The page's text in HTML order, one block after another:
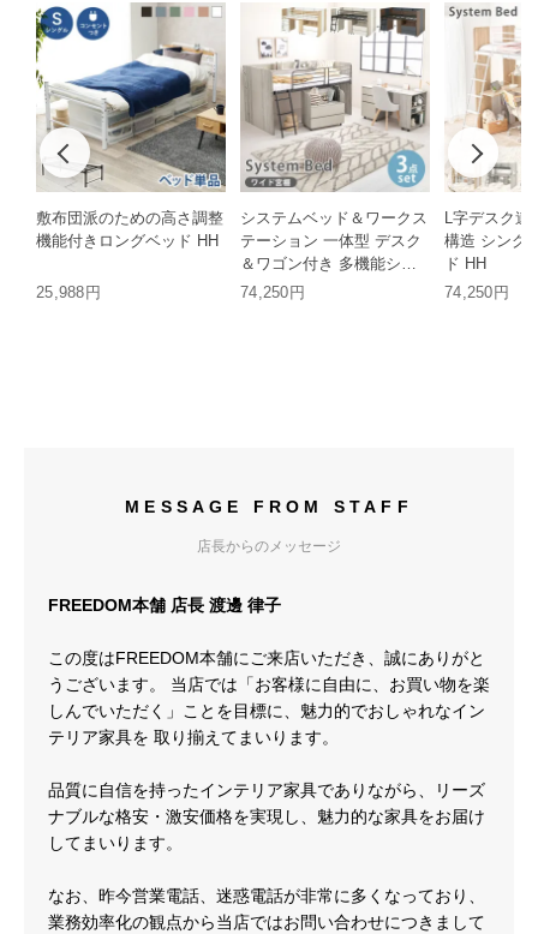
敷布団派のための高さ調整
機能付きロングベッド HH
25,988円
システムベッド＆ワークス
テーション 一体型 デスク
＆ワゴン付き 多機能シン
グルベッド HH
74,250円
L字デスク連
構造 シング
ド HH
74,250円
MESSAGE FROM STAFF
店長からのメッセージ
FREEDOM本舗 店長 渡邊 律子
この度はFREEDOM本舗にご来店いただき、誠にありがと
うございます。 当店では「お客様に自由に、お買い物を楽
しんでいただく」ことを目標に、魅力的でおしゃれなイン
テリア家具を 取り揃えてまいります。
品質に自信を持ったインテリア家具でありながら、リーズ
ナブルな格安・激安価格を実現し、魅力的な家具をお届け
してまいります。
なお、昨今営業電話、迷惑電話が非常に多くなっており、
業務効率化の観点から当店ではお問い合わせにつきまして